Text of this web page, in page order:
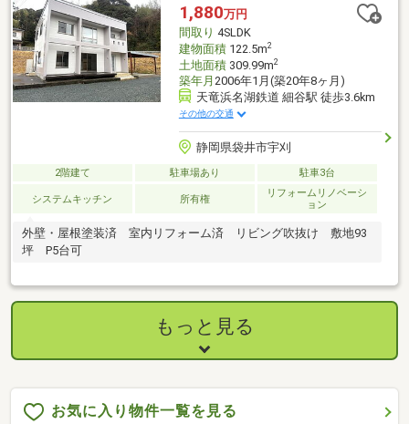
1,880万円
間取り 4SLDK
建物面積122.5m2
土地面積309.99m2
築年月 2006年1月(築20年8ヶ月)
天竜浜名湖鉄道 細谷駅 徒歩3.6km
その他の交通
静岡県袋井市宇刈
2階建て 駐車場あり 駐車3台
システムキッチン 所有権
リフォームリノベーシ
ョン
外壁・屋根塗装済 室内リフォーム済 リビング吹抜け 敷地93
坪 P5台可
もっと見る
お気に入り物件一覧を見る